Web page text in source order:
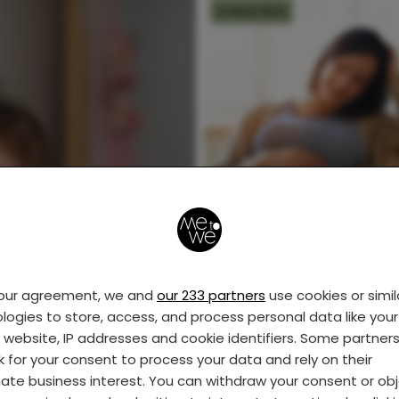
agreement, we and our 233 partners use cookies or
to store, access, and process personal data like
IP addresses and cookie identifiers. Some
for your consent to process your data and rely on their
business interest. You can withdraw your consent or
Brief aan zwangere
KINDEREN